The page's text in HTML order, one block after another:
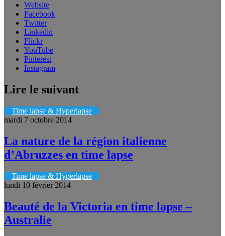
Website
Facebook
Twitter
Linkedin
Flickr
YouTube
Pinterest
Instagram
Lire le suivant
Time lapse & Hyperlapse
mardi 7 octobre 2014
La nature de la région italienne
d’Abruzzes en time lapse
Time lapse & Hyperlapse
lundi 10 février 2014
Beauté de la Victoria en time lapse –
Australie